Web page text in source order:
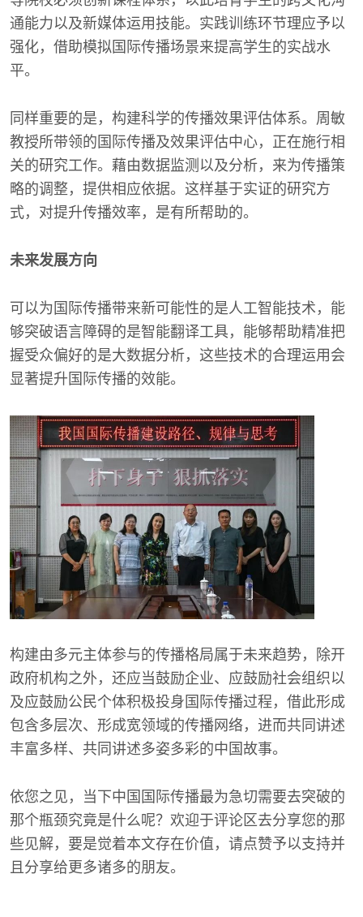
通能力以及新媒体运用技能。实践训练环节理应予以
强化，借助模拟国际传播场景来提高学生的实战水
平。
同样重要的是，构建科学的传播效果评估体系。周敏
教授所带领的国际传播及效果评估中心，正在施行相
关的研究工作。藉由数据监测以及分析，来为传播策
略的调整，提供相应依据。这样基于实证的研究方
式，对提升传播效率，是有所帮助的。
未来发展方向
可以为国际传播带来新可能性的是人工智能技术，能
够突破语言障碍的是智能翻译工具，能够帮助精准把
握受众偏好的是大数据分析，这些技术的合理运用会
显著提升国际传播的效能。
构建由多元主体参与的传播格局属于未来趋势，除开
政府机构之外，还应当鼓励企业、应鼓励社会组织以
及应鼓励公民个体积极投身国际传播过程，借此形成
包含多层次、形成宽领域的传播网络，进而共同讲述
丰富多样、共同讲述多姿多彩的中国故事。
依您之见，当下中国国际传播最为急切需要去突破的
那个瓶颈究竟是什么呢？欢迎于评论区去分享您的那
些见解，要是觉着本文存在价值，请点赞予以支持并
且分享给更多诸多的朋友。